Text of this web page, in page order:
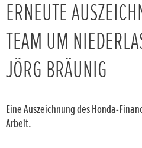
Angebote
Service & Zubehör
ERNEUTE
TEAM UM
JÖRG BRÄUNIG
Eine Auszeichnung des Honda-
Arbeit.